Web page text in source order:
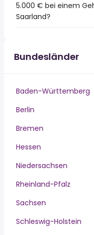
5.000 € bei einem
Saarland?
Bundesländer
Baden-Württemberg
Berlin
Bremen
Hessen
Niedersachsen
Rheinland-Pfalz
Sachsen
Schleswig-Holstein